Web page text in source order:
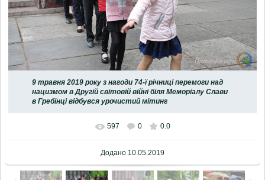
9 травня 2019 року з нагоди 74-ї річниці перемоги над
нацизмом в Другій світовій війні біля Меморіалу Слави
в Гребінці відбувся урочистий мітинг
597 0 0.0
Додано 10.05.2019